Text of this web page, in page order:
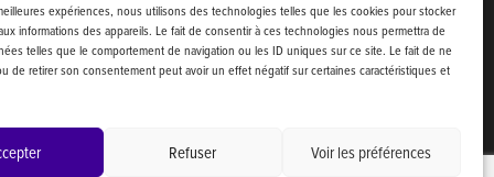
expériences, nous utilisons des technologies telles que les cookies pour stocker
informations des appareils. Le fait de consentir à ces technologies nous permettra de
telles que le comportement de navigation ou les ID uniques sur ce site. Le fait de ne
de retirer son consentement peut avoir un effet négatif sur certaines caractéristiques et
Refuser Voir les préférences
légales
Plan du site
Politique de confidentialité